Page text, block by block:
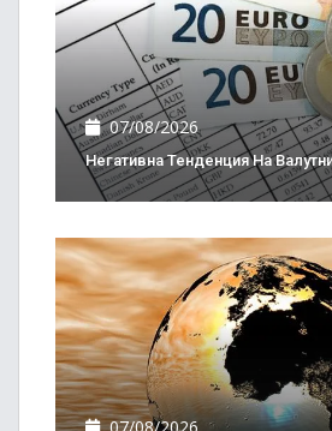
07/08/2026
Негативна Тенденция На
07/08/2026